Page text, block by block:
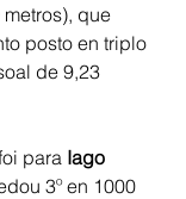
que
posto en triplo
de 9,23
para Iago
3º en 1000